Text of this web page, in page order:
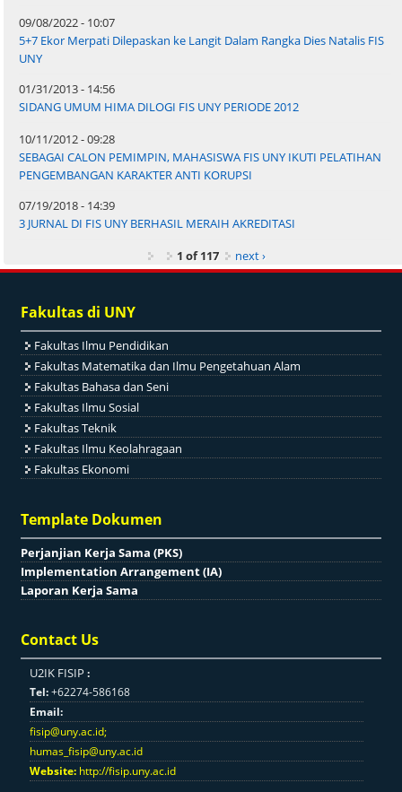
09/08/2022 - 10:07
5+7 Ekor Merpati Dilepaskan ke Langit Dalam Rangka Dies Natalis FIS
UNY
01/31/2013 - 14:56
SIDANG UMUM HIMA DILOGI FIS UNY PERIODE 2012
10/11/2012 - 09:28
SEBAGAI CALON PEMIMPIN, MAHASISWA FIS UNY IKUTI PELATIHAN
PENGEMBANGAN KARAKTER ANTI KORUPSI
07/19/2018 - 14:39
3 JURNAL DI FIS UNY BERHASIL MERAIH AKREDITASI
1 of 117
next ›
Fakultas di UNY
Fakultas Ilmu Pendidikan
Fakultas Matematika dan Ilmu Pengetahuan Alam
Fakultas Bahasa dan Seni
Fakultas Ilmu Sosial
Fakultas Teknik
Fakultas Ilmu Keolahragaan
Fakultas Ekonomi
Template Dokumen
Perjanjian Kerja Sama (PKS)
Implementation Arrangement (IA)
Laporan Kerja Sama
Contact Us
U2IK FISIP :
Tel:+62274-586168
Email:
fisip@uny.ac.id;
humas_fisip@uny.ac.id
Website: http://fisip.uny.ac.id